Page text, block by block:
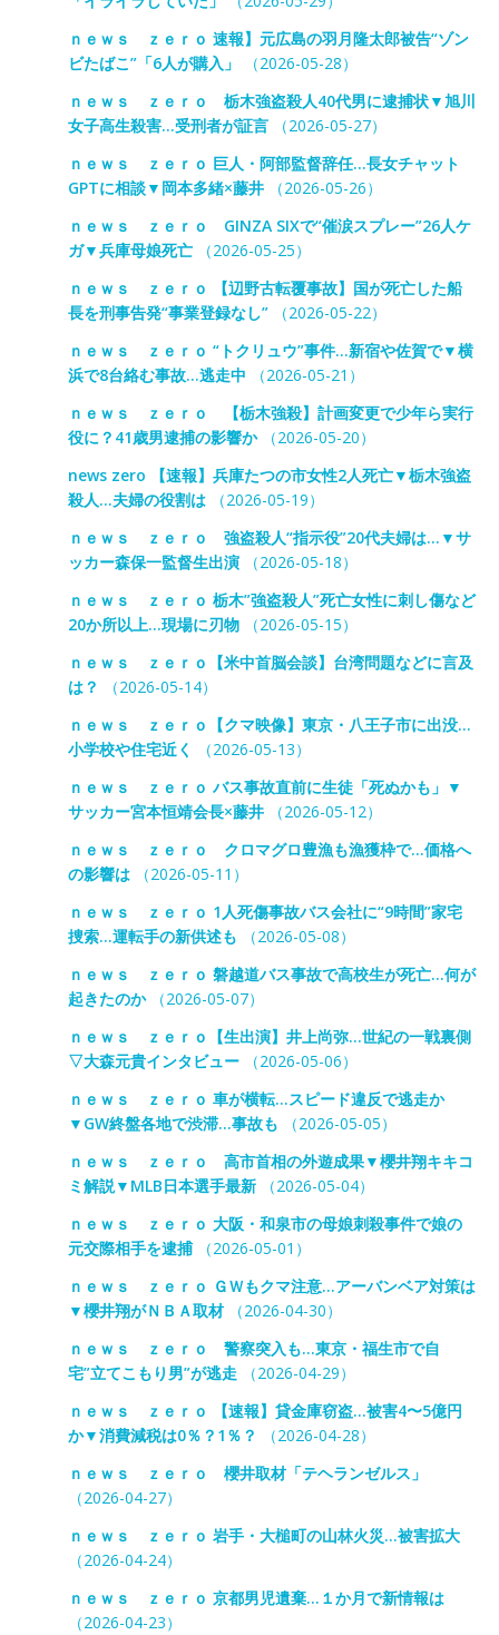
ｎｅｗｓ ｚｅｒｏ 速報】元広島の羽月隆太郎被告“ゾン
ビたばこ”「6人が購入」
（2026-05-28）
ｎｅｗｓ ｚｅｒｏ 栃木強盗殺人40代男に逮捕状▼旭川
女子高生殺害…受刑者が証言（2026-05-27）
ｎｅｗｓ ｚｅｒｏ 巨人・阿部監督辞任…長女チャット
GPTに相談▼岡本多緒×藤井（2026-05-26）
ｎｅｗｓ ｚｅｒｏ GINZA SIXで“催涙スプレー”26人ケ
ガ▼兵庫母娘死亡（2026-05-25）
ｎｅｗｓ ｚｅｒｏ 【辺野古転覆事故】国が死亡した船
長を刑事告発“事業登録なし”（2026-05-22）
ｎｅｗｓ ｚｅｒｏ “トクリュウ”事件…新宿や佐賀で▼横
浜で8台絡む事故…逃走中 （2026-05-21）
ｎｅｗｓ ｚｅｒｏ 【栃木強殺】計画変更で少年ら実行
役に？41歳男逮捕の影響か（2026-05-20）
news zero 【速報】兵庫たつの市女性2人死亡▼栃木強盗
殺人…夫婦の役割は（2026-05-19）
ｎｅｗｓ ｚｅｒｏ 強盗殺人“指示役”20代夫婦は…▼サ
ッカー森保一監督生出演（2026-05-18）
ｎｅｗｓ ｚｅｒｏ 栃木”強盗殺人”死亡女性に刺し傷など
20か所以上…現場に刃物（2026-05-15）
ｎｅｗｓ ｚｅｒｏ【米中首脳会談】台湾問題などに言及
は？
（2026-05-14）
ｎｅｗｓ ｚｅｒｏ【クマ映像】東京・八王子市に出没…
小学校や住宅近く
（2026-05-13）
ｎｅｗｓ ｚｅｒｏ バス事故直前に生徒「死ぬかも」▼
サッカー宮本恒靖会長×藤井（2026-05-12）
ｎｅｗｓ ｚｅｒｏ クロマグロ豊漁も漁獲枠で…価格へ
の影響は（2026-05-11）
ｎｅｗｓ ｚｅｒｏ 1人死傷事故バス会社に“9時間”家宅
捜索…運転手の新供述も （2026-05-08）
ｎｅｗｓ ｚｅｒｏ 磐越道バス事故で高校生が死亡…何が
起きたのか（2026-05-07）
ｎｅｗｓ ｚｅｒｏ【生出演】井上尚弥…世紀の一戦裏側
▽大森元貴インタビュー（2026-05-06）
ｎｅｗｓ ｚｅｒｏ 車が横転…スピード違反で逃走か
▼GW終盤各地で渋滞…事故も （2026-05-05）
ｎｅｗｓ ｚｅｒｏ 高市首相の外遊成果▼櫻井翔キキコ
ミ解説▼MLB日本選手最新（2026-05-04）
ｎｅｗｓ ｚｅｒｏ 大阪・和泉市の母娘刺殺事件で娘の
元交際相手を逮捕（2026-05-01）
ｎｅｗｓ ｚｅｒｏ ＧＷもクマ注意…アーバンベア対策は
▼櫻井翔がＮＢＡ取材（2026-04-30）
ｎｅｗｓ ｚｅｒｏ 警察突入も…東京・福生市で自
宅”立てこもり男”が逃走（2026-04-29）
ｎｅｗｓ ｚｅｒｏ 【速報】貸金庫窃盗…被害4〜5億円
か▼消費減税は0％？1％？
（2026-04-28）
ｎｅｗｓ ｚｅｒｏ 櫻井取材「テヘランゼルス」
（2026-04-27）
ｎｅｗｓ ｚｅｒｏ 岩手・大槌町の山林火災…被害拡大
（2026-04-24）
ｎｅｗｓ ｚｅｒｏ 京都男児遺棄…１か月で新情報は
（2026-04-23）